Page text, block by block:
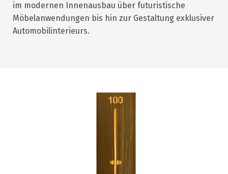
im modernen Innenausbau über futuristische
Möbelanwendungen bis hin zur Gestaltung exklusiver
Automobilinterieurs.